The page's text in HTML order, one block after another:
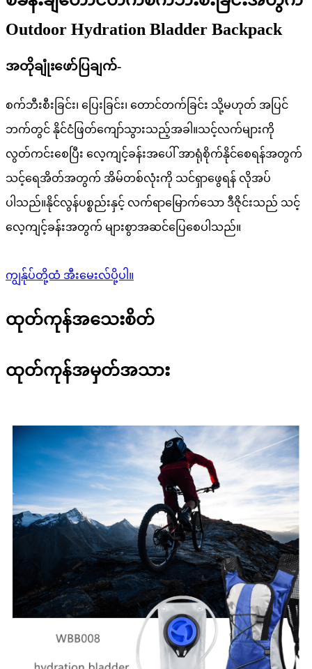
Outdoor Hydration Bladder Backpack
အတိုချုံးဖော်ပြချက်-
စက်ဘီးစီးခြင်း၊ ပြေးခြင်း၊ တောင်တက်ခြင်း သို့မဟုတ် အပြင်
ဘက်တွင် နိုင်ငံဖြတ်ကျော်သွားသည့်အခါ။သင့်လက်များကို
လွတ်ကင်းစေပြီး လေ့ကျင့်ခန်းအပေါ် အာရုံစိုက်နိုင်စေရန်အတွက်
သင့်ရေအိတ်အတွက် အိမ်တစ်လုံးကို သင်ရှာဖွေရန် လိုအပ်
ပါသည်။နိုင်လွန်ပစ္စည်းနှင့် လက်ရာမြောက်သော ဒီဇိုင်းသည် သင့်
လေ့ကျင့်ခန်းအတွက် များစွာအဆင်ပြေစေပါသည်။
ကျွန်ုပ်တို့ထံ အီးမေးလ်ပို့ပါ။
ထုတ်ကုန်အသေးစိတ်
ထုတ်ကုန်အမှတ်အသား